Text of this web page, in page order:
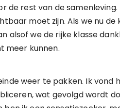
de rest van de
moet zijn. Als we nu de
alsof we de rijke klasse
meer kunnen.
weer te pakken. Ik
wat gevolgd wordt